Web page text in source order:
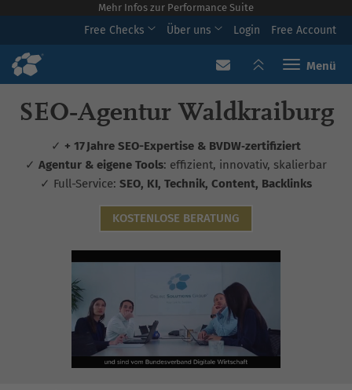
Mehr Infos zur Performance Suite
Free Checks Über uns Login Free Account
Toggle
SEO‑Agentur Waldkraiburg
✓ + 17 Jahre SEO-Expertise & BVDW‑zertifiziert
✓ Agentur & eigene Tools: effizient, innovativ, skalierbar
✓ Full-Service: SEO, KI, Technik, Content, Backlinks
KOSTENLOSE BERATUNG